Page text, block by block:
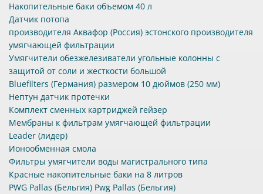
Накопительные баки объемом 40 л
Датчик потопа
производителя Аквафор (Россия) эстонского производителя
умягчающей фильтрации
Умягчители обезжелезиватели угольные колонны с
защитой от соли и жесткости большой
Bluefilters (Германия) размером 10 дюймов (250 мм)
Нептун датчик протечки
Комплект сменных картриджей гейзер
Мембраны к фильтрам умягчающей фильтрации
Leader (лидер)
Ионообменная смола
Фильтры умягчители воды магистрального типа
Красные накопительные баки на 8 литров
PWG Pallas (Бельгия) Pwg Pallas (Бельгия)